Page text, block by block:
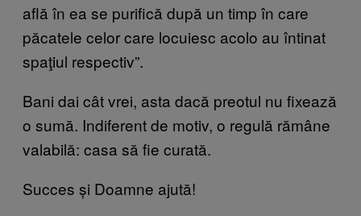
află în ea se purifică după un timp în care
păcatele celor care locuiesc acolo au întinat
spaţiul respectiv”.
Bani dai cât vrei, asta dacă preotul nu fixează
o sumă. Indiferent de motiv, o regulă rămâne
valabilă: casa să fie curată.
Succes și Doamne ajută!